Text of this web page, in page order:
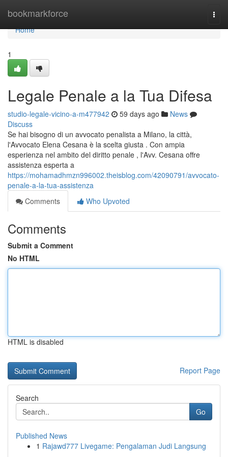
bookmarkforce
Home
Home
1
Legale Penale a la Tua Difesa
studio-legale-vicino-a-m477942 59 days ago
News
Discuss
Se hai bisogno di un avvocato penalista a Milano, la città,
l'Avvocato Elena Cesana è la scelta giusta . Con ampia
esperienza nel ambito del diritto penale , l'Avv. Cesana offre
assistenza esperta a
https://mohamadhmzn996002.theisblog.com/42090791/avvocato-
penale-a-la-tua-assistenza
Comments
Who Upvoted
Comments
Submit a Comment
No HTML
HTML is disabled
Report Page
Search
Go
Published News
1 Rajawd777 Livegame: Pengalaman Judi Langsung